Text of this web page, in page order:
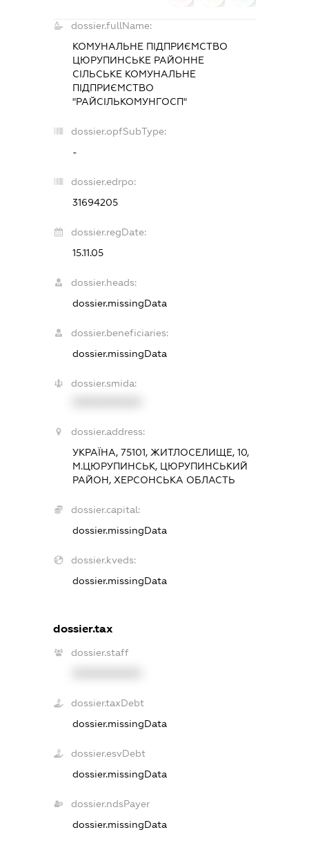
dossier.fullName:
КОМУНАЛЬНЕ ПІДПРИЄМСТВО
ЦЮРУПИНСЬКЕ РАЙОННЕ
СІЛЬСЬКЕ КОМУНАЛЬНЕ
ПІДПРИЄМСТВО
"РАЙСІЛЬКОМУНГОСП"
dossier.opfSubType:
-
dossier.edrpo:
31694205
dossier.regDate:
15.11.05
dossier.heads:
dossier.missingData
dossier.beneficiaries:
dossier.missingData
dossier.smida:
dossier.address:
УКРАЇНА, 75101, ЖИТЛОСЕЛИЩЕ, 10,
М.ЦЮРУПИНСЬК, ЦЮРУПИНСЬКИЙ
РАЙОН, ХЕРСОНСЬКА ОБЛАСТЬ
dossier.capital:
dossier.missingData
dossier.kveds:
dossier.missingData
dossier.tax
dossier.staff
dossier.taxDebt
dossier.missingData
dossier.esvDebt
dossier.missingData
dossier.ndsPayer
dossier.missingData